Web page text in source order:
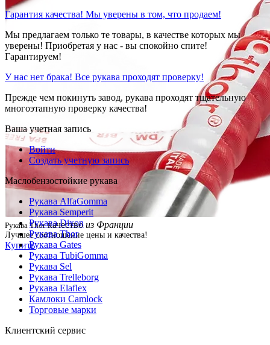
Рукава Thorкачествоиз Франции
Лучшее соотношение цены и качества!
Купить
Гарантия качества! Мы уверены в том, что продаем!
Мы предлагаем только те товары, в качестве которых мы
уверены! Приобретая у нас - вы спокойно спите!
Гарантируем!
У нас нет брака! Все рукава проходят проверку!
Прежде чем покинуть завод, рукава проходят тщательную
многоэтапную проверку качества!
Ваша учетная запись
Войти
Создать учетную запись
Маслобензостойкие рукава
Рукава AlfaGomma
Рукава Semperit
Рукава Dixon
Рукава Thor
Рукава Gates
Рукава TubiGomma
Рукава Sel
Рукава Trelleborg
Рукава Elaflex
Камлоки Camlock
Торговые марки
Клиентский сервис